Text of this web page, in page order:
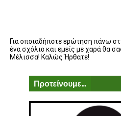
Για οποιαδήποτε ερώτηση πάνω
ένα σχόλιο και εμείς με χαρά θα
Μέλισσα! Καλώς Ήρθατε!
Προτείνουμε...